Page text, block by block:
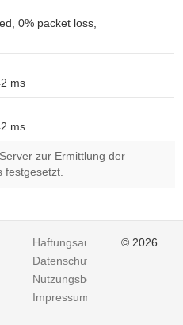
0% packet loss,
ms
ms
zur Ermittlung der
festgesetzt.
Haftungsausschluss
Datenschutz
Nutzungsbedingungen
Impressum
© 2026